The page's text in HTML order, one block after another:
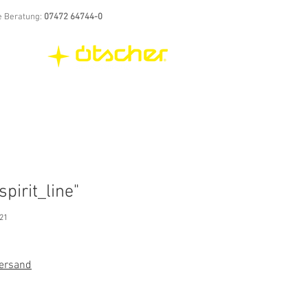
Beratung: 07472 64744-0